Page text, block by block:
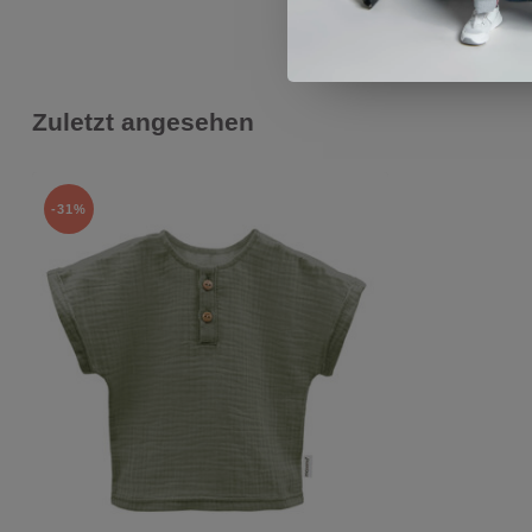
Zuletzt angesehen
-31%